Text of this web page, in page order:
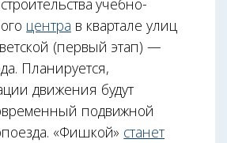
учебно-
центра в квартале улиц
(первый этап) —
Планируется,
движения будут
подвижной
«Фишкой» станет